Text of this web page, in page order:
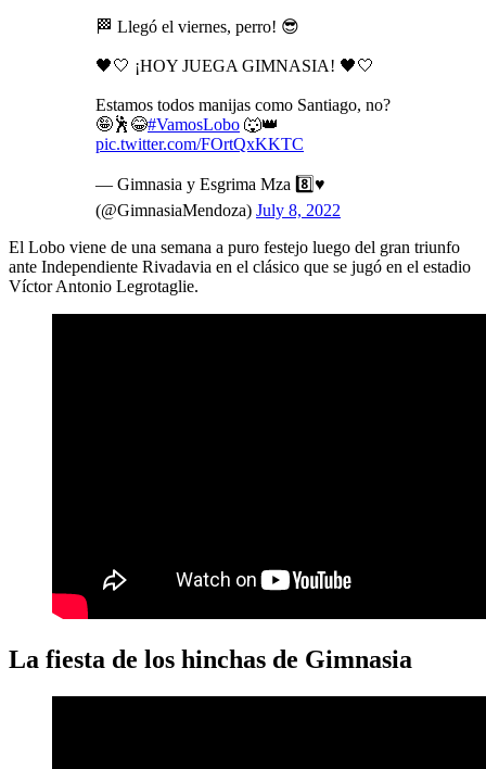
🏁 Llegó el viernes, perro! 😎
🖤🤍 ¡HOY JUEGA GIMNASIA! 🖤🤍
Estamos todos manijas como Santiago, no?
🤪🕺😂#VamosLobo 🐺👑
pic.twitter.com/FOrtQxKKTC
— Gimnasia y Esgrima Mza 8️⃣♥️
(@GimnasiaMendoza) July 8, 2022
El Lobo viene de una semana a puro festejo luego del gran triunfo
ante Independiente Rivadavia en el clásico que se jugó en el estadio
Víctor Antonio Legrotaglie.
La fiesta de los hinchas de Gimnasia